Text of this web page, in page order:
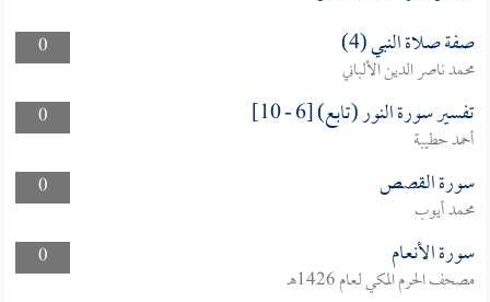
0 صفة صلاة النبي (4)
محمد ناصر الدين الألباني
0
تفسير سورة النور (تابع) [6 - 10]
أحمد حطيبة
0
سورة القصص
محمد أيوب
0
سورة الأنعام
مصحف الحرم المكي لعام 1426هـ